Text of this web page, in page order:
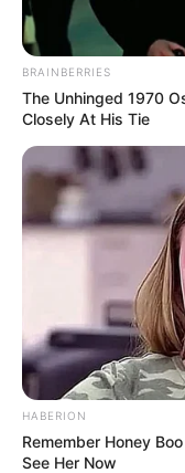
Anti
Membawa
Versi Warga
Langka
Katak yang
BRAINBERRIES
The Unhinged 1970
Closely At His Tie
HABERION
Remember Honey
See Her Now